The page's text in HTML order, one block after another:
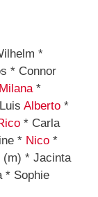
*
* Connor
Milana*
Alberto *
* Carla
* Nico *
(m) * Jacinta
* Sophie